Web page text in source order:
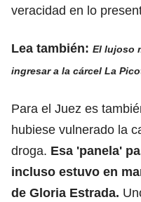
veracidad en lo
Lea también: El lujoso
ingresar a la cárcel La
Para el Juez es
hubiese vulnerado la
droga. Esa 'panela'
incluso estuvo en
de Gloria Estrada.